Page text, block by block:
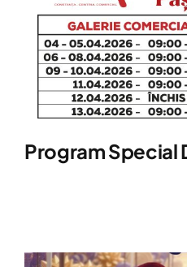
Hartă
Program Special